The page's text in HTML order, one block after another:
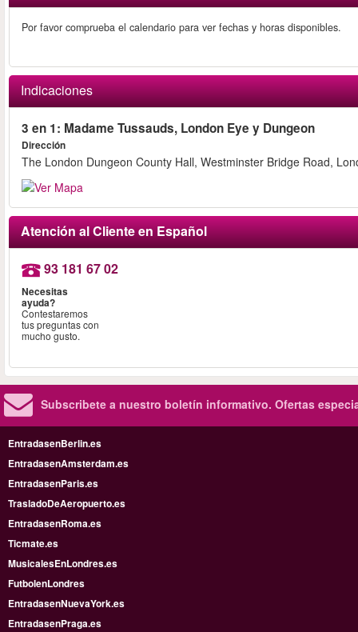
Por favor comprueba el calendario para ver fechas y horas disponibles.
Indicaciones
3 en 1: Madame Tussauds, London Eye y Dungeon
Dirección
The London Dungeon County Hall, Westminster Bridge Road,
Atención al Cliente en Español
93 181 67 02
Necesitas
ayuda?
Contestaremos
tus preguntas con
mucho gusto.
Subscribete a nuestro boletín informativo. Ofertas
EntradasenBerlin.es
EntradasenAmsterdam.es
EntradasenParis.es
TrasladoDeAeropuerto.es
EntradasenRoma.es
Ticmate.es
MusicalesEnLondres.es
FutbolenLondres
EntradasenNuevaYork.es
EntradasenPraga.es